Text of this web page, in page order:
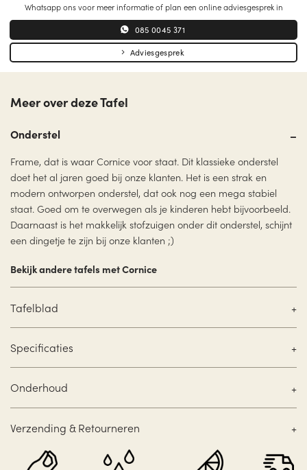
Whatsapp ons voor meer informatie of plan een online adviesgesprek in
085 0045 371
Adviesgesprek
Meer over deze Tafel
Onderstel
Frame, dat is waar Cornice voor staat. Dit klassieke onderstel
doet het al jaren goed bij onze klanten. Het is een strak en
modern ontworpen onderstel, dat ook nog een mega stabiel
staat. Goed om te overwegen als je kinderen hebt bijvoorbeeld.
Daarnaast is het makkelijk stofzuigen onder dit onderstel, schijnt
een dingetje te zijn bij onze klanten ;)
Bekijk andere tafels met Cornice
Tafelblad
Specificaties
Onderhoud
Verzending & Retourneren